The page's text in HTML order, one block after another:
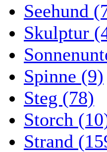
Seehund
Skulptur
Spinne (9)
Steg (78)
Storch
Strand